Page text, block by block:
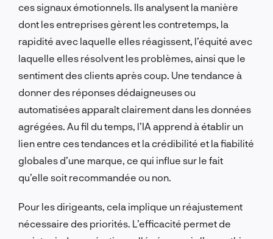
ces signaux émotionnels. Ils analysent la manière
dont les entreprises gèrent les contretemps, la
rapidité avec laquelle elles réagissent, l’équité avec
laquelle elles résolvent les problèmes, ainsi que le
sentiment des clients après coup. Une tendance à
donner des réponses dédaigneuses ou
automatisées apparaît clairement dans les données
agrégées. Au fil du temps, l’IA apprend à établir un
lien entre ces tendances et la crédibilité et la fiabilité
globales d’une marque, ce qui influe sur le fait
qu’elle soit recommandée ou non.
Pour les dirigeants, cela implique un réajustement
nécessaire des priorités. L’efficacité permet de